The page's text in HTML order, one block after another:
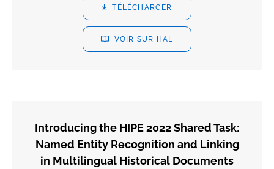
TÉLÉCHARGER
VOIR SUR HAL
Introducing the HIPE 2022 Shared Task:
Named Entity Recognition and Linking
in Multilingual Historical Documents